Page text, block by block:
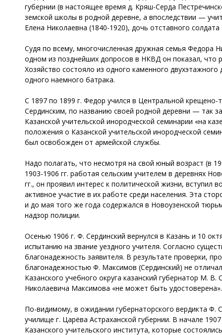
губернии (в настоящее время д. Кряш-Серда
земской школы в родной деревне, а впоследствии —
Елена Николаевна (1840-1920), дочь отставного
Судя по всему, многочисленная дружная семья Федора
одном из позднейших допросов в НКВД он показал, что
Хозяйство состояло из одного каменного
одного наемного батрака.
С 1897 по 1899 г. Федор учился в Центральной
Сердинским, по названию своей родной деревни — так
Казанской учительской инородческой семинарии «на
положения о Казанской учительской инородческой
был освобожден от армейской службы.
Надо полагать, что несмотря на свой юный возраст (в
1903-1906 гг. работая сельским учителем в деревнях
гг., он проявил интерес к политической жизни, вступил
активное участие в их работе среди населения. Эта
и до мая того же года содержался в Новоузенской
надзор полиции.
Осенью 1906 г. Ф. Сердинский вернулся в Казань и 10
испытанию на звание уездного учителя. Согласно
благонадежность заявителя. В результате проверки,
благонадежностью Ф. Максимов (Сердинский) не
Казанского учебного округа казанский губернатор М.
Николаевича Максимова «не может быть удостоверена».
По-видимому, в ожидании губернаторского вердикта Ф.
училище г. Царёва Астраханской губернии. В начале
Казанского учительского института, которые